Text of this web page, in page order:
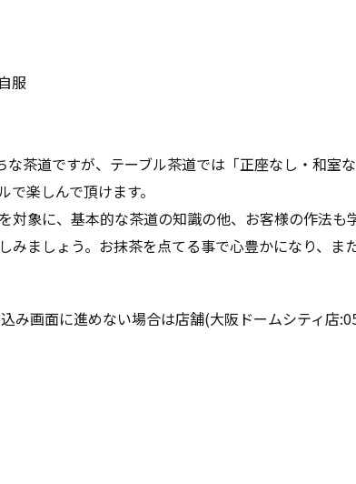
服
茶道ですが、テーブル茶道では「正座なし・和室
楽しんで頂けます。
対象に、基本的な茶道の知識の他、お客様の作法
みましょう。お抹茶を点てる事で心豊かになり、ま
み画面に進めない場合は店舗(大阪ドームシティ店